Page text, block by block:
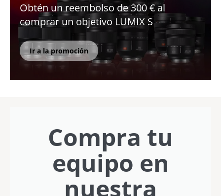
Obtén un reembolso de 300 € al
comprar un objetivo LUMIX S
Ir a la promoción
Compra tu
equipo en
nuestra